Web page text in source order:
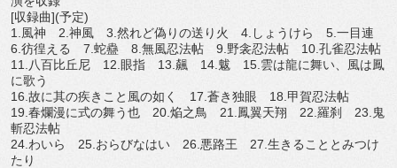
[収録曲](予定)
1.風神 2.神風 3.然れど偽りの送り火 4.しょうけら 5.一目連
6.彷徨える 7.蛇蠱 8.無風忍法帖 9.野衾忍法帖 10.孔雀忍法帖
11.八百比丘尼 12.眼指 13.飆 14.魃 15.雲は龍に舞い、風は鳳
に歌う
16.故に其の疾きこと風の如く 17.蒼き独眼 18.甲賀忍法帖
19.春爛漫に式の舞う也 20.焔之鳥 21.鳳翼天翔 22.羅刹 23.鬼
斬忍法帖
24.わいら 25.おらびなはい 26.悪路王 27.生きることとみつけ
たり